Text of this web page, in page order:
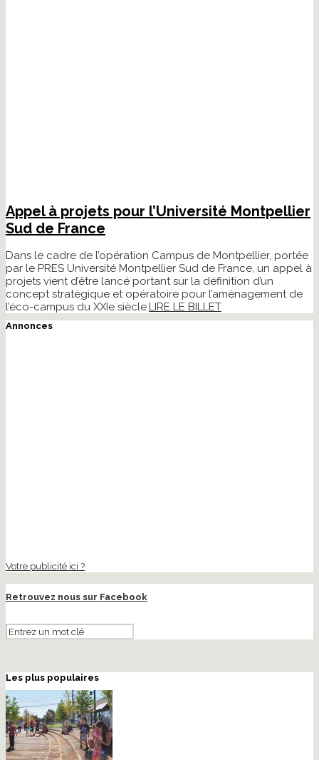
Appel à projets pour l’Université Montpellier
Sud de France
Dans le cadre de l’opération Campus de Montpellier, portée
par le PRES Université Montpellier Sud de France, un appel à
projets vient d’être lancé portant sur la définition d’un
concept stratégique et opératoire pour l’aménagement de
l’éco-campus du XXIe siècle. LIRE LE BILLET
Annonces
Votre publicité ici ?
Retrouvez nous sur Facebook
Les plus populaires